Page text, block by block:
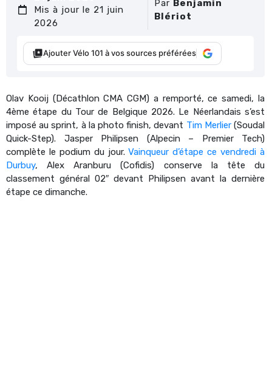
Mis à jour le 21 juin
2026
Par Benjamin
Blériot
Ajouter Vélo 101 à vos sources préférées
Olav Kooij (Décathlon CMA CGM) a remporté, ce samedi, la
4ème étape du Tour de Belgique 2026. Le Néerlandais s’est
imposé au sprint, à la photo finish, devant Tim Merlier(Soudal
Quick-Step). Jasper Philipsen (Alpecin – Premier Tech)
complète le podium du jour.Vainqueur d’étape ce vendredi à
Durbuy, Alex Aranburu (Cofidis) conserve la tête du
classement général 02″ devant Philipsen avant la dernière
étape ce dimanche.